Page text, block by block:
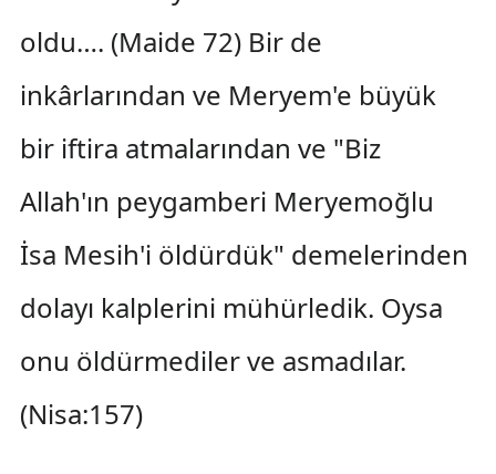
oldu…. (Maide 72) Bir de
inkârlarından ve Meryem'e büyük
bir iftira atmalarından ve "Biz
Allah'ın peygamberi Meryemoğlu
İsa Mesih'i öldürdük" demelerinden
dolayı kalplerini mühürledik. Oysa
onu öldürmediler ve asmadılar.
(Nisa:157)